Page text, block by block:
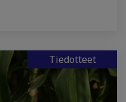
Tiedotteet